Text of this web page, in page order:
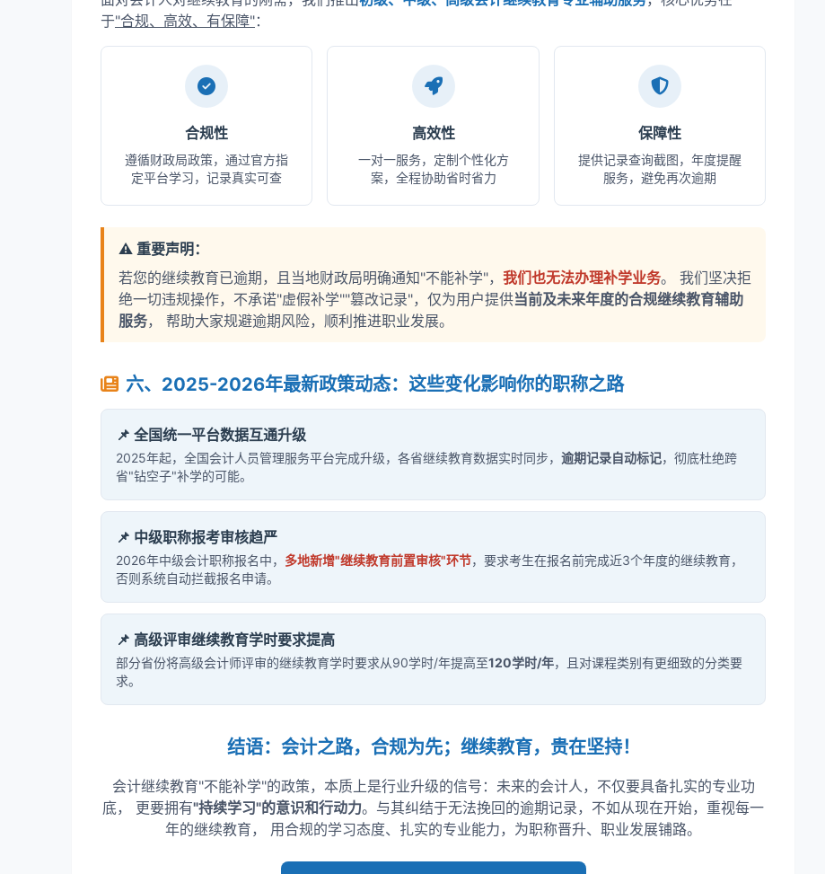
于"合规、高效、有保障"：
合规性
遵循财政局政策，通过官方指
定平台学习，记录真实可查
高效性
一对一服务，定制个性化方
案，全程协助省时省力
保障性
提供记录查询截图，年度提醒
服务，避免再次逾期
⚠️ 重要声明：
若您的继续教育已逾期，且当地财政局明确通知"不能补学"， 我们也无法办理补学业务。 我们坚决拒
绝一切违规操作，不承诺"虚假补学""篡改记录"，仅为用户提供当前及未来年度的合规继续教育辅助
服务， 帮助大家规避逾期风险，顺利推进职业发展。
六、2025-2026年最新政策动态：这些变化影响你的职称之路
📌 全国统一平台数据互通升级
2025年起，全国会计人员管理服务平台完成升级，各省继续教育数据实时同步， 逾期记录自动标记，彻底杜绝跨
省"钻空子"补学的可能。
📌 中级职称报考审核趋严
2026年中级会计职称报名中， 多地新增"继续教育前置审核"环节，要求考生在报名前完成近3个年度的继续教育，
否则系统自动拦截报名申请。
📌 高级评审继续教育学时要求提高
部分省份将高级会计师评审的继续教育学时要求从90学时/年提高至120学时/年，且对课程类别有更细致的分类要
求。
结语：会计之路，合规为先；继续教育，贵在坚持！
会计继续教育"不能补学"的政策，本质上是行业升级的信号：未来的会计人，不仅要具备扎实的专业功
底， 更要拥有"持续学习"的意识和行动力。与其纠结于无法挽回的逾期记录，不如从现在开始，重视每一
年的继续教育， 用合规的学习态度、扎实的专业能力，为职称晋升、职业发展铺路。